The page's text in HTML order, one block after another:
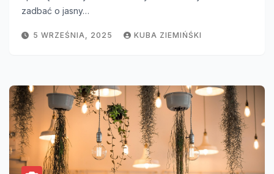
zadbać o jasny…
5 WRZEŚNIA, 2025 KUBA ZIEMIŃŚKI